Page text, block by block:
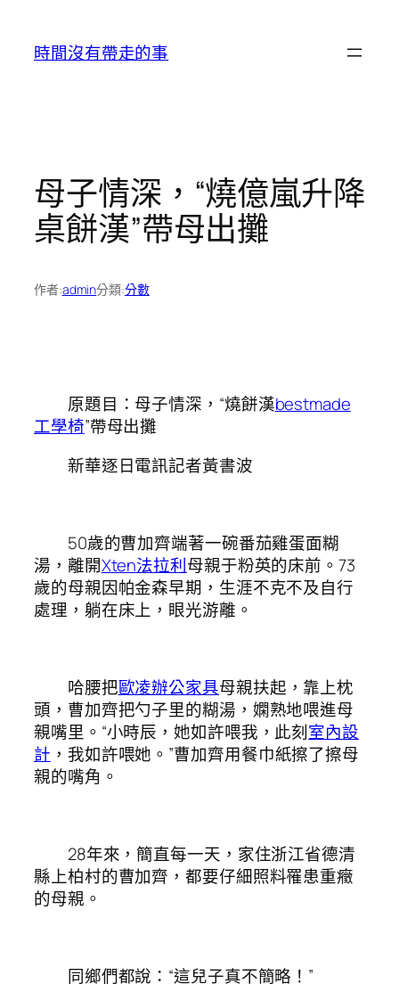
時間沒有帶走的事
母子情深，“燒億嵐升降
桌餅漢”帶母出攤
作者:admin分類:分數
原題目：母子情深，“燒餅漢bestmade
工學椅”帶母出攤
新華逐日電訊記者黃書波
50歲的曹加齊端著一碗番茄雞蛋面糊
湯，離開Xten法拉利母親于粉英的床前。73
歲的母親因帕金森早期，生涯不克不及自行
處理，躺在床上，眼光游離。
哈腰把歐凌辦公家具母親扶起，靠上枕
頭，曹加齊把勺子里的糊湯，嫻熟地喂進母
親嘴里。“小時辰，她如許喂我，此刻室內設
計 ，我如許喂她。”曹加齊用餐巾紙擦了擦母
親的嘴角。
28年來，簡直每一天，家住浙江省德清
縣上柏村的曹加齊，都要仔細照料罹患重癥
的母親。
同鄉們都說：“這兒子真不簡略！”